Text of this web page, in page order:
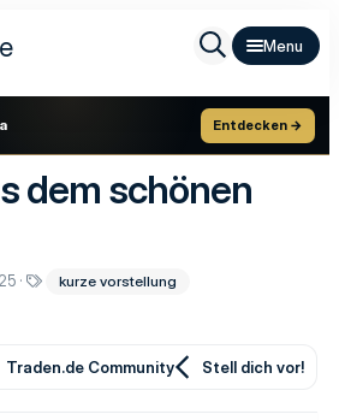
Entdecken →
dem schönen
g
kurze vorstellung
Traden.de Community Stell dich vor!